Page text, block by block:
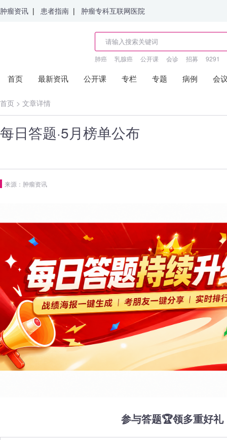
肿瘤资讯 | 患者指南 | 肿瘤专科互联网医院
肺癌 乳腺癌 公开课 会诊 招募 9291
首页 最新资讯 公开课 专栏 专题 病例 会
首页 > 文章详情
每日答题·5月榜单公布
来源：肿瘤资讯
参与答题🏆领多重好礼